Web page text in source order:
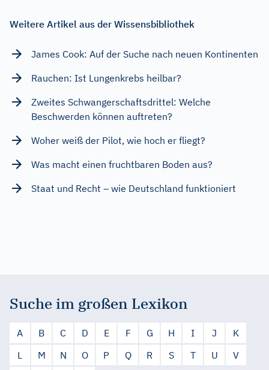
Weitere Artikel aus der Wissensbibliothek
James Cook: Auf der Suche nach neuen Kontinenten
Rauchen: Ist Lungenkrebs heilbar?
Zweites Schwangerschaftsdrittel: Welche
Beschwerden können auftreten?
Woher weiß der Pilot, wie hoch er fliegt?
Was macht einen fruchtbaren Boden aus?
Staat und Recht – wie Deutschland funktioniert
Suche im großen Lexikon
A B C D E F G H I J
K
L
M N O P Q R S T U
V